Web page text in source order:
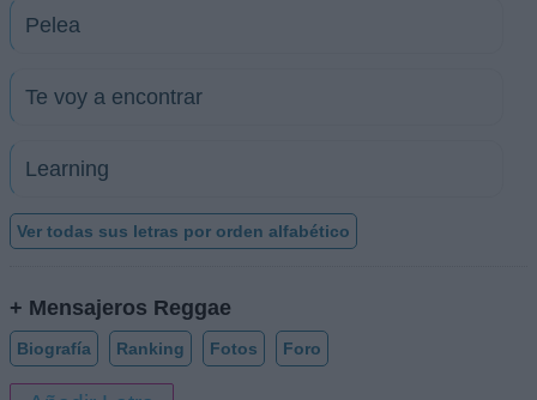
Pelea
Te voy a encontrar
Learning
Ver todas sus letras por orden alfabético
+ Mensajeros Reggae
Biografía Ranking Fotos Foro